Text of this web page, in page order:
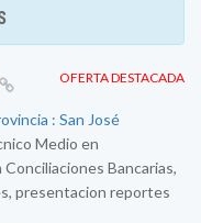
OFERTA DESTACADA
: San José
Medio en
Bancarias,
presentacion reportes